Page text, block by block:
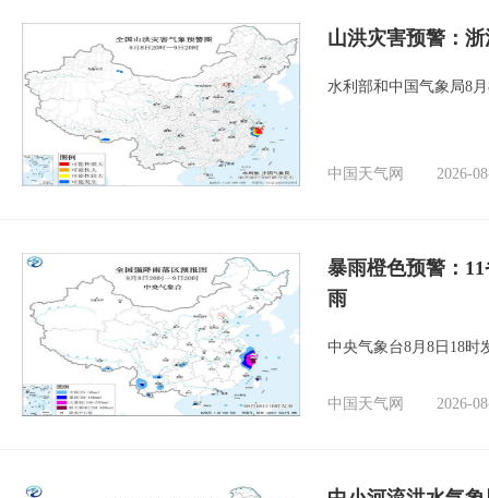
山洪灾害预警：
水利部和中国气象局8
中国天气网 2026-
暴雨橙色预警：
雨
中央气象台8月8日18时
中国天气网 2026-